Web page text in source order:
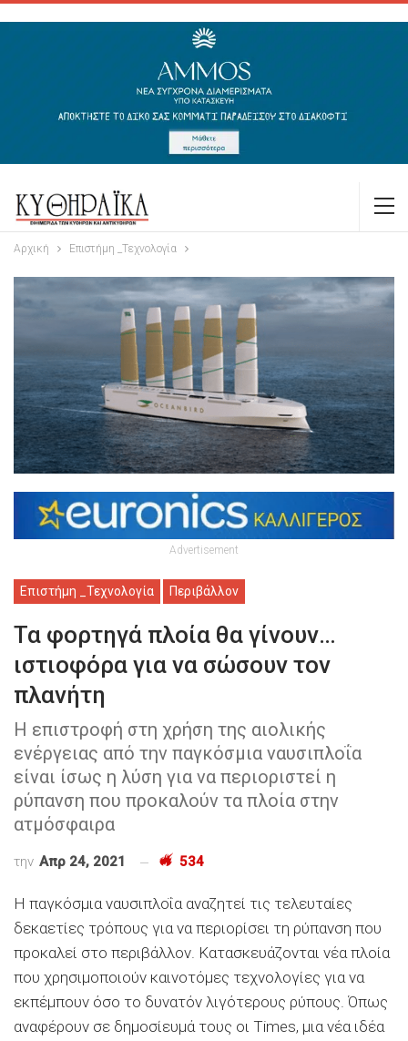
Αρχική Επιστήμη _Τεχνολογία
Advertisement
Επιστήμη _Τεχνολογία Περιβάλλον
Τα φορτηγά πλοία θα γίνουν…
ιστιοφόρα για να σώσουν τον
πλανήτη
Η επιστροφή στη χρήση της αιολικής
ενέργειας από την παγκόσμια ναυσιπλοΐα
είναι ίσως η λύση για να περιοριστεί η
ρύπανση που προκαλούν τα πλοία στην
ατμόσφαιρα
την Απρ 24, 2021 534
Η παγκόσμια ναυσιπλοΐα αναζητεί τις τελευταίες
δεκαετίες τρόπους για να περιορίσει τη ρύπανση που
προκαλεί στο περιβάλλον. Κατασκευάζονται νέα πλοία
που χρησιμοποιούν καινοτόμες τεχνολογίες για να
εκπέμπουν όσο το δυνατόν λιγότερους ρύπους. Όπως
αναφέρουν σε δημοσίευμά τους οι Times, μια νέα ιδέα